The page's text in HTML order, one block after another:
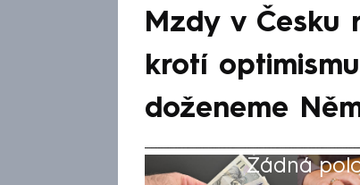
Mzdy v Česku
krotí
doženeme
Žádná